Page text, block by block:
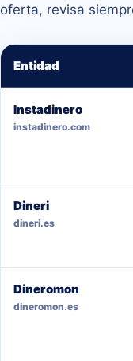
oferta, revisa
Entidad
Instadinero
instadinero.com
Dineri
dineri.es
Dineromon
dineromon.es